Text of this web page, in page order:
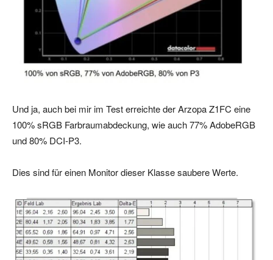
Und ja, auch bei mir im Test erreichte der Arzopa Z1FC eine
100% sRGB Farbraumabdeckung, wie auch 77% AdobeRGB
und 80% DCI-P3.
Dies sind für einen Monitor dieser Klasse saubere Werte.